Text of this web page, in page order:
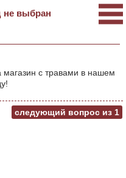
не выбран
магазин с травами в нашем
следующий вопрос из 1